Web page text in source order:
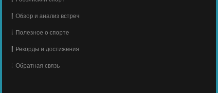
Обзор и анализ встреч
Полезное о спорте
Рекорды и достижения
Обратная связь